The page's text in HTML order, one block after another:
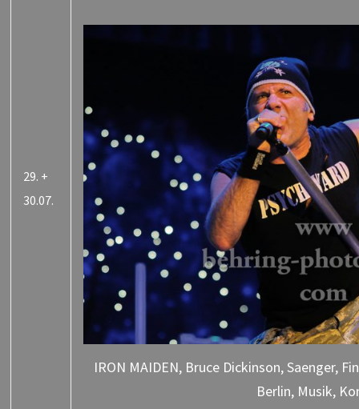
29. +
30.07.
IRON MAIDEN, Bruce Dickinson, Saenger,
Berlin, Musik,